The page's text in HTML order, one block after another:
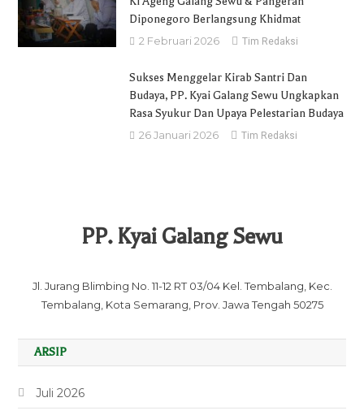
Diponegoro Berlangsung Khidmat
2 Februari 2026 Tim Redaksi
Sukses Menggelar Kirab Santri Dan
Budaya, PP. Kyai Galang Sewu Ungkapkan
Rasa Syukur Dan Upaya Pelestarian Budaya
26 Januari 2026 Tim Redaksi
PP. Kyai Galang Sewu
Jl. Jurang Blimbing No. 11-12 RT 03/04 Kel. Tembalang, Kec.
Tembalang, Kota Semarang, Prov. Jawa Tengah 50275
ARSIP
Juli 2026